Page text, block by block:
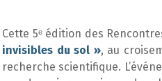
Cette 5ᵉ édition des
invisibles du sol », au
recherche scientifique.